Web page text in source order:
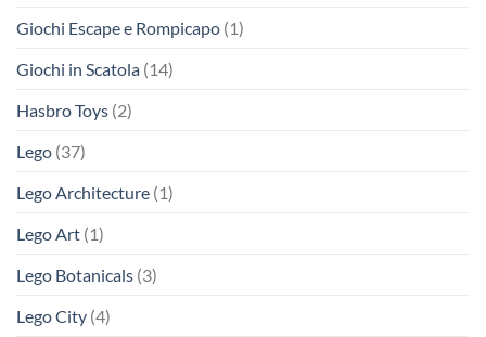
Giochi Escape e Rompicapo (1)
Giochi in Scatola (14)
Hasbro Toys (2)
Lego (37)
Lego Architecture (1)
Lego Art (1)
Lego Botanicals (3)
Lego City (4)